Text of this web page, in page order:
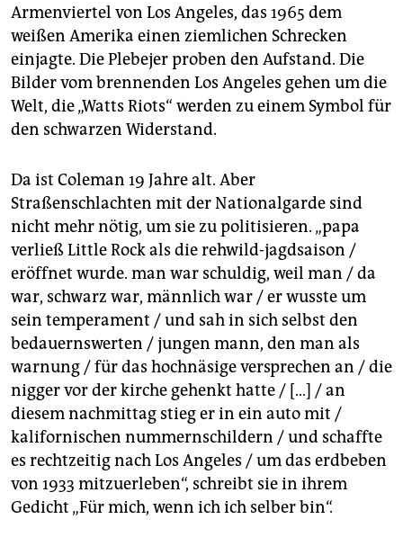
abo
genossenschaft
epaper login
Armenviertel von Los Angeles, das 1965 dem
weißen Amerika einen ziemlichen Schrecken
einjagte. Die Plebejer proben den Aufstand. Die
Bilder vom brennenden Los Angeles gehen um die
Welt, die „Watts Riots“ werden zu einem Symbol für
den schwarzen Widerstand.
Da ist Coleman 19 Jahre alt. Aber
Straßenschlachten mit der Nationalgarde sind
nicht mehr nötig, um sie zu politisieren. „papa
verließ Little Rock als die rehwild-jagdsaison /
eröffnet wurde. man war schuldig, weil man / da
war, schwarz war, männlich war / er wusste um
sein temperament / und sah in sich selbst den
bedauernswerten / jungen mann, den man als
warnung / für das hochnäsige versprechen an / die
nigger vor der kirche gehenkt hatte / […] / an
diesem nachmittag stieg er in ein auto mit /
kalifornischen nummernschildern / und schaffte
es rechtzeitig nach Los Angeles / um das erdbeben
von 1933 mitzuerleben“, schreibt sie in ihrem
Gedicht „Für mich, wenn ich ich selber bin“.